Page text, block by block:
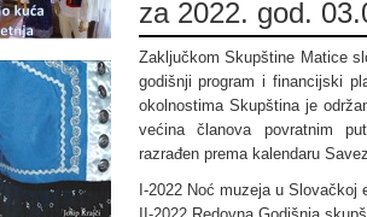
za 2022. god.
Zaključkom Skupštine Matice
godišnji program i financijski
okolnostima Skupština je
većina članova povratnim
razrađen prema kalendaru
I-2022 Noć muzeja u Slovačkoj